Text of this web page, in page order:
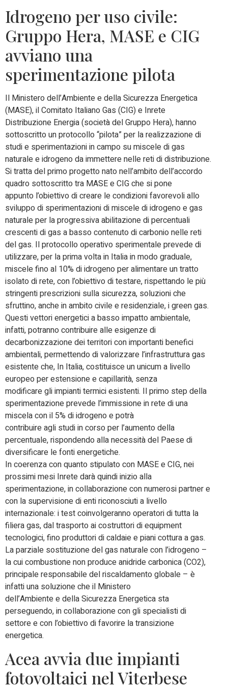
Idrogeno per uso civile:
Gruppo Hera, MASE e CIG
avviano una
sperimentazione pilota
Il Ministero dell’Ambiente e della Sicurezza Energetica
(MASE), il Comitato Italiano Gas (CIG) e Inrete
Distribuzione Energia (società del Gruppo Hera), hanno
sottoscritto un protocollo “pilota” per la realizzazione di
studi e sperimentazioni in campo su miscele di gas
naturale e idrogeno da immettere nelle reti di distribuzione.
Si tratta del primo progetto nato nell’ambito dell’accordo
quadro sottoscritto tra MASE e CIG che si pone
appunto l’obiettivo di creare le condizioni favorevoli allo
sviluppo di sperimentazioni di miscele di idrogeno e gas
naturale per la progressiva abilitazione di percentuali
crescenti di gas a basso contenuto di carbonio nelle reti
del gas. Il protocollo operativo sperimentale prevede di
utilizzare, per la prima volta in Italia in modo graduale,
miscele fino al 10% di idrogeno per alimentare un tratto
isolato di rete, con l’obiettivo di testare, rispettando le più
stringenti prescrizioni sulla sicurezza, soluzioni che
sfruttino, anche in ambito civile e residenziale, i green gas.
Questi vettori energetici a basso impatto ambientale,
infatti, potranno contribuire alle esigenze di
decarbonizzazione dei territori con importanti benefici
ambientali, permettendo di valorizzare l’infrastruttura gas
esistente che, In Italia, costituisce un unicum a livello
europeo per estensione e capillarità, senza
modificare gli impianti termici esistenti. Il primo step della
sperimentazione prevede l’immissione in rete di una
miscela con il 5% di idrogeno e potrà
contribuire agli studi in corso per l’aumento della
percentuale, rispondendo alla necessità del Paese di
diversificare le fonti energetiche.
In coerenza con quanto stipulato con MASE e CIG, nei
prossimi mesi Inrete darà quindi inizio alla
sperimentazione, in collaborazione con numerosi partner e
con la supervisione di enti riconosciuti a livello
internazionale: i test coinvolgeranno operatori di tutta la
filiera gas, dal trasporto ai costruttori di equipment
tecnologici, fino produttori di caldaie e piani cottura a gas.
La parziale sostituzione del gas naturale con l’idrogeno –
la cui combustione non produce anidride carbonica (CO2),
principale responsabile del riscaldamento globale – è
infatti una soluzione che il Ministero
dell’Ambiente e della Sicurezza Energetica sta
perseguendo, in collaborazione con gli specialisti di
settore e con l’obiettivo di favorire la transizione
energetica.
Acea avvia due impianti
fotovoltaici nel Viterbese